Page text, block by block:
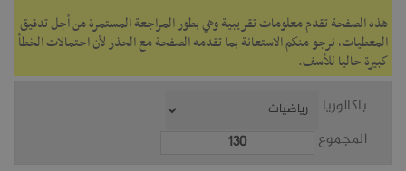
هذه الصفحة تقدم معلومات تقريبية وهي بطور المراجعة المستمرة من أجل تدقيق
المعطيات، نرجو منكم الاستعانة بما تقدمه الصفحة مع الحذر لأن احتمالات الخطأ
كبيرة حاليا للأسف.
باكالوريا
المجموع